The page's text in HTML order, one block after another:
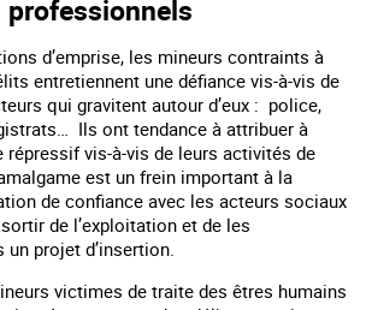
d’emprise, les mineurs contraints à
entretiennent une défiance vis-à-vis de
qui gravitent autour d’eux : police,
Ils ont tendance à attribuer à
vis-à-vis de leurs activités de
est un frein important à la
de confiance avec les acteurs sociaux
de l’exploitation et de les
un projet d’insertion.
victimes de traite des êtres humains